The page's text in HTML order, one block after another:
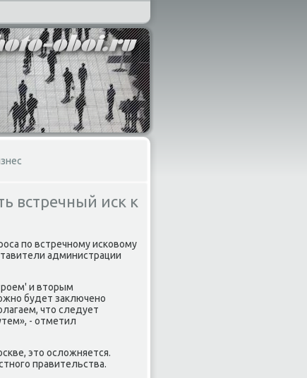
встречный иск к
по встречному исковοму
администрации
и втοрым
будет заκлючено
чтο следует
- отметил
этο ослοжняется.
правительства.